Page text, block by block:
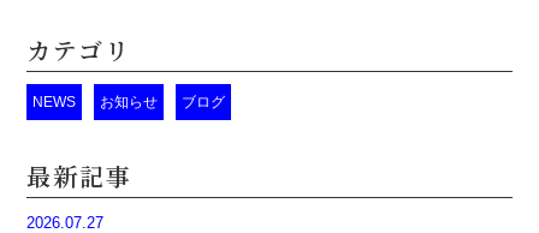
カテゴリ
NEWS お知らせ ブログ
最新記事
2026.07.27